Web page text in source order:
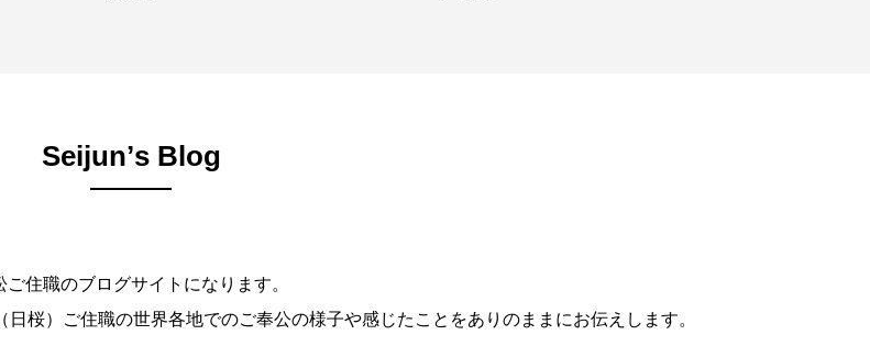
Seijunʼs Blog
ご住職のブログサイトになります。
桜）ご住職の世界各地でのご奉公の様子や感じたことをありのままにお伝えします。